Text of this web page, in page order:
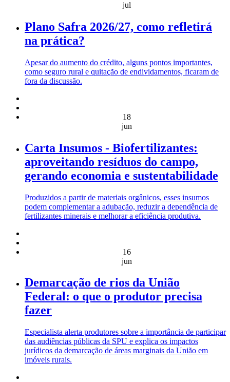
jul
Plano Safra 2026/27, como refletirá
na prática?
Apesar do aumento do crédito, alguns pontos importantes,
como seguro rural e quitação de endividamentos, ficaram de
fora da discussão.
18
jun
Carta Insumos - Biofertilizantes:
aproveitando resíduos do campo,
gerando economia e sustentabilidade
Produzidos a partir de materiais orgânicos, esses insumos
podem complementar a adubação, reduzir a dependência de
fertilizantes minerais e melhorar a eficiência produtiva.
16
jun
Demarcação de rios da União
Federal: o que o produtor precisa
fazer
Especialista alerta produtores sobre a importância de participar
das audiências públicas da SPU e explica os impactos
jurídicos da demarcação de áreas marginais da União em
imóveis rurais.